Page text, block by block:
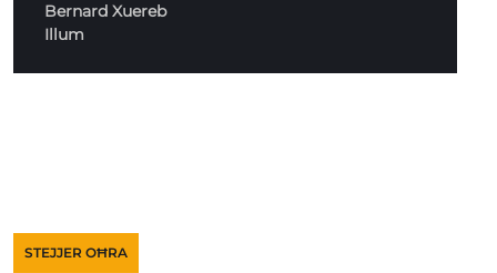
Bernard Xuereb
Illum
STEJJER OĦRA